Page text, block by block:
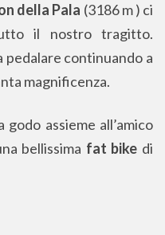
della Pala (3186 m ) ci
il nostro tragitto.
continuando a
magnificenza.
assieme all’amico
bellissima fat bike di